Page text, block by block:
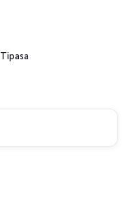
Tipasa